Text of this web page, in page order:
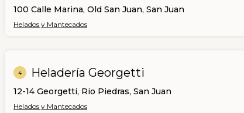
100 Calle Marina, Old San Juan, San Juan
Helados y Mantecados
4 Heladería Georgetti
12-14 Georgetti, Rio Piedras, San Juan
Helados y Mantecados